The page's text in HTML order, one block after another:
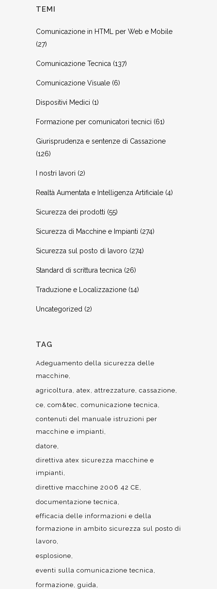
TEMI
Comunicazione in HTML per Web e Mobile
(27)
Comunicazione Tecnica (137)
Comunicazione Visuale (6)
Dispositivi Medici (1)
Formazione per comunicatori tecnici (61)
Giurisprudenza e sentenze di Cassazione
(126)
I nostri lavori (2)
Realtà Aumentata e Intelligenza Artificiale (4)
Sicurezza dei prodotti (55)
Sicurezza di Macchine e Impianti (274)
Sicurezza sul posto di lavoro (274)
Standard di scrittura tecnica (26)
Traduzione e Localizzazione (14)
Uncategorized (2)
TAG
Adeguamento della sicurezza delle
macchine
agricoltura atex attrezzature cassazione
ce com&tec
comunicazione tecnica
contenuti del manuale istruzioni per
macchine e impianti
datore
direttiva atex sicurezza macchine e
impianti
direttive macchine 2006 42 CE
documentazione tecnica
efficacia delle informazioni e della
formazione in ambito sicurezza sul posto di
lavoro
esplosione
eventi sulla comunicazione tecnica
formazione guida